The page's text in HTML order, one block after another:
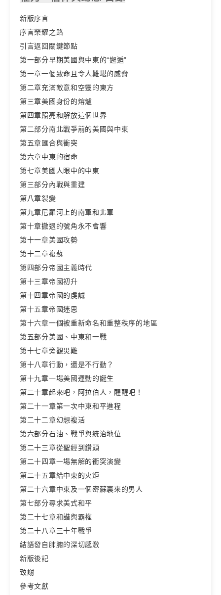
新版序言
序言榮耀之路
引言返回關鍵節點
第一部分早期美國與中東的“邂逅”
第一章一個致命且令人難堪的威脅
第二章充滿敵意和空靈的東方
第三章美國身份的熔爐
第四章照亮和解放這個世界
第二部分南北戰爭前的美國與中東
第五章匯合與衝突
第六章中東的宿命
第七章美國人眼中的中東
第三部分內戰與重建
第八章裂變
第九章尼羅河上的南軍和北軍
第十章撤退的號角永不會響
第十一章美國攻勢
第十二章複蘇
第四部分帝國主義時代
第十三章帝國初升
第十四章帝國的虔誠
第十五章帝國迷思
第十六章一個被重新命名和重整秩序的地區
第五部分美國、中東和一戰
第十七章旁觀災難
第十八章行動，還是不行動？
第十九章一場美國運動的誕生
第二十章起來吧，阿拉伯人，醒醒吧！
第二十一章第一次中東和平進程
第二十二章幻想複活
第六部分石油、戰爭與統治地位
第二十三章從聖經到鑽頭
第二十四章一場無解的衝突演變
第二十五章給中東的火炬
第二十六章中東及一個密蘇裏來的男人
第七部分尋求美式和平
第二十七章和諧與霸權
第二十八章三十年戰爭
結語發自肺腑的深切感激
新版後記
致謝
參考文獻